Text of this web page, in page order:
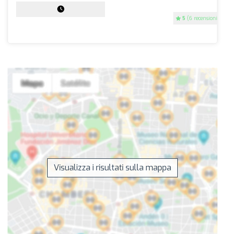
5 (6 recensioni)
Visualizza i risultati sulla mappa